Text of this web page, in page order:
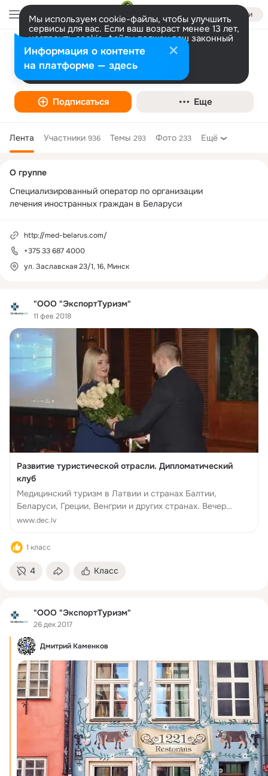
Войти
Мы используем cookie-файлы, чтобы улучшить
сервисы для вас. Если ваш возраст менее 13 лет,
настроить cookie-файлы должен ваш законный
представитель. Больше информации
Разрешить все Настроить
"ООО "ЭкспортТуризм"
Подписаться Еще
Лента Участники 936 Темы 293 Фото 233 Ещё
"ООО "ЭкспортТуризм"
11 фев 2018
Развитие туристической отрасли. Дипломатический
клуб
Медицинский туризм в Латвии и странах Балтии,
Беларуси, Греции, Венгрии и других странах. Вечер
туризма в Дипломатическом клубе. События,
Современные техноло...
www.dec.lv
1 класс
4 Класс
"ООО "ЭкспортТуризм"
26 дек 2017
Дмитрий Каменков
колонка
О группе
Специализированный оператор по организации
лечения иностранных граждан в Беларуси
http://med-belarus.com/
+375 33 687 4000
ул. Заславская 23/1, 16, Минск
Информация о контенте
на платформе — здесь